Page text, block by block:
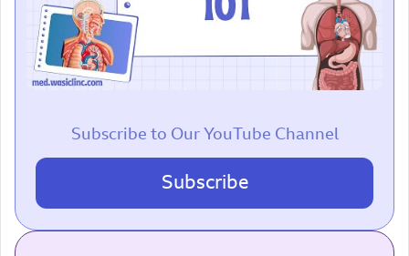
Subscribe to Our YouTube Channel
Subscribe